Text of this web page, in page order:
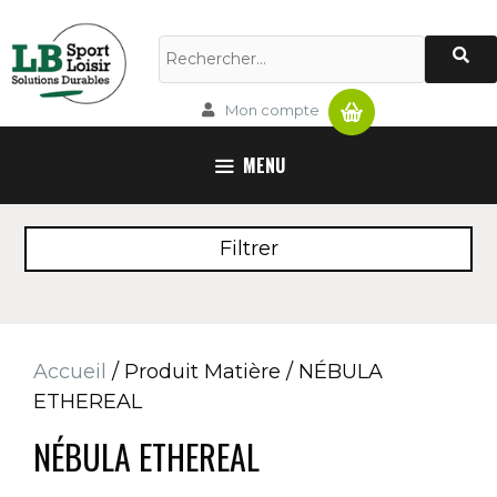
au
contenu
Rechercher :
Mon compte Panier
MENU
Accueil / Produit Matière / NÉBULA
ETHEREAL
NÉBULA ETHEREAL
Filtrer